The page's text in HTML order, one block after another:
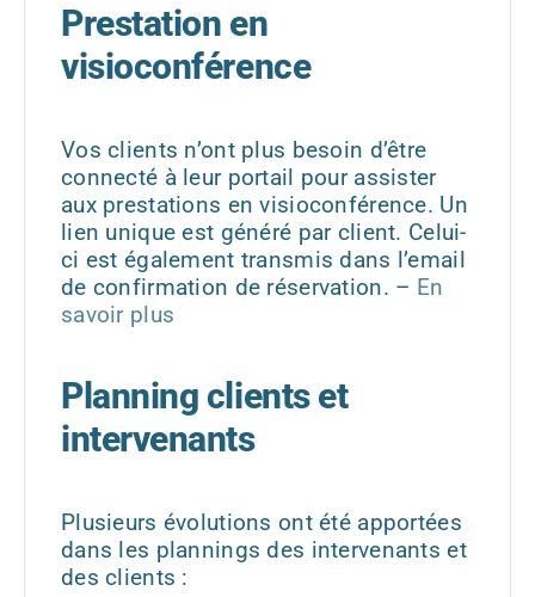
Prestation en
visioconférence
Vos clients n’ont plus besoin d’être
connecté à leur portail pour assister
aux prestations en visioconférence. Un
lien unique est généré par client. Celui-
ci est également transmis dans l’email
de confirmation de réservation. – En
savoir plus
Planning clients et
intervenants
Plusieurs évolutions ont été apportées
dans les plannings des intervenants et
des clients :